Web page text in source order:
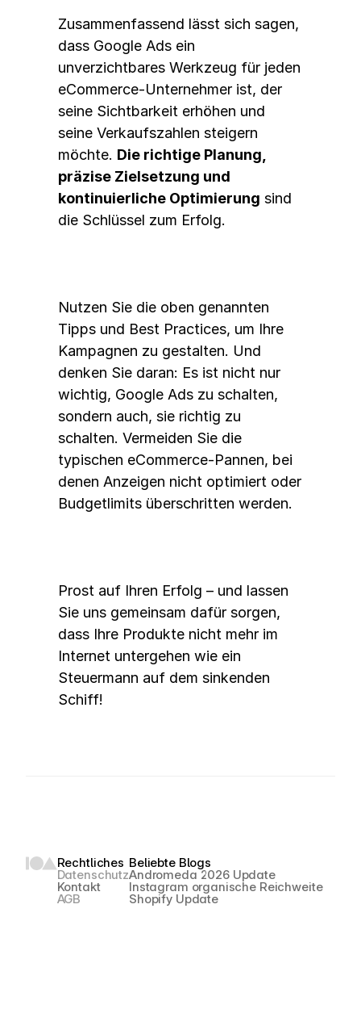
Zusammenfassend lässt sich sagen,
dass Google Ads ein
unverzichtbares Werkzeug für jeden
eCommerce-Unternehmer ist, der
seine Sichtbarkeit erhöhen und
seine Verkaufszahlen steigern
möchte. Die richtige Planung,
präzise Zielsetzung und
kontinuierliche Optimierung sind
die Schlüssel zum Erfolg.
Nutzen Sie die oben genannten
Tipps und Best Practices, um Ihre
Kampagnen zu gestalten. Und
denken Sie daran: Es ist nicht nur
wichtig, Google Ads zu schalten,
sondern auch, sie richtig zu
schalten. Vermeiden Sie die
typischen eCommerce-Pannen, bei
denen Anzeigen nicht optimiert oder
Budgetlimits überschritten werden.
Prost auf Ihren Erfolg – und lassen
Sie uns gemeinsam dafür sorgen,
dass Ihre Produkte nicht mehr im
Internet untergehen wie ein
Steuermann auf dem sinkenden
Schiff!
Rechtliches
Datenschutz
Kontakt
AGB
Beliebte Blogs
Andromeda 2026 Update
Instagram organische Reichweite
Shopify Update